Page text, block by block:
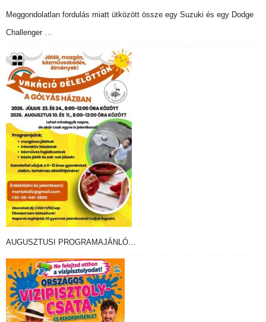
Meggondolatlan fordulás miatt ütközött össze egy Suzuki és egy Dodge
Challenger …
AUGUSZTUSI PROGRAMAJÁNLÓ…